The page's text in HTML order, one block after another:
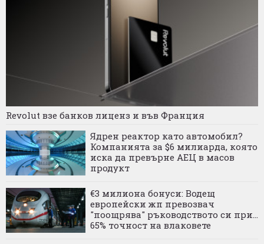
Revolut взе банков лиценз и във Франция
Ядрен реактор като автомобил?
Компанията за $6 милиарда, която
иска да превърне АЕЦ в масов
продукт
€3 милиона бонуси: Водещ
европейски жп превозвач
"поощрява" ръководството си при...
65% точност на влаковете